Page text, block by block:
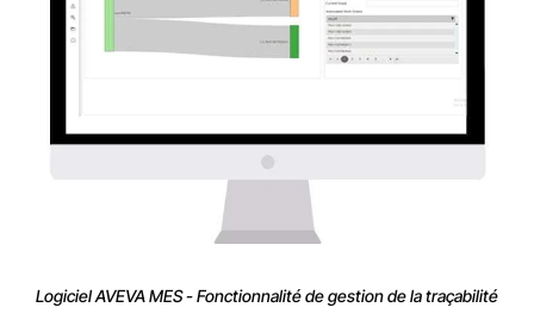
Logiciel AVEVA MES - Fonctionnalité de gestion de la traçabilité